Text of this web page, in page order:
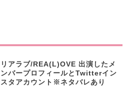
リアラブ/REA(L)OVE 出演したメ
ンバープロフィールとTwitterイン
スタアカウント※ネタバレあり